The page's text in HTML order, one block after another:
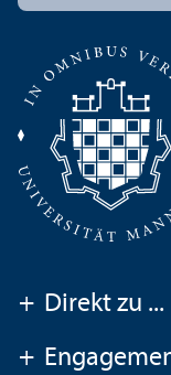
+ Direkt zu ...
+